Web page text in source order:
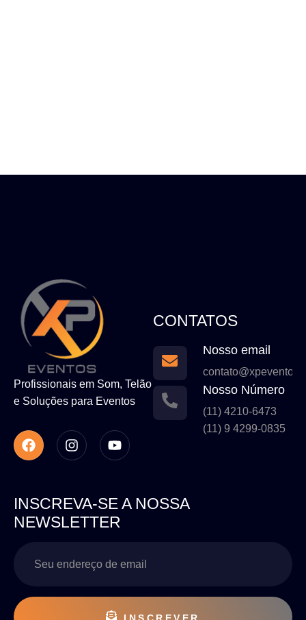
Profissionais em Som, Telão
e Soluções para Eventos
CONTATOS
Nosso email
Nosso Número
(11) 4210-6473
(11) 9 4299-0835
INSCREVA-SE A NOSSA
NEWSLETTER
INSCREVER